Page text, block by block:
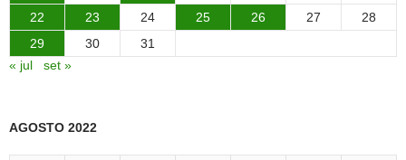
22
23 24 25 26 27
28
29
30
31
« jul
set »
AGOSTO 2022